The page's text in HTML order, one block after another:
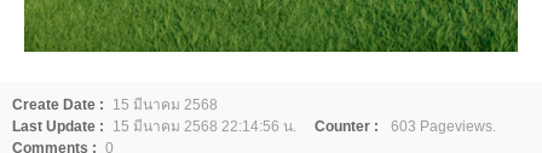
Create Date :
15 มีนาคม 2568
Last Update :
15 มีนาคม 2568 22:14:56 น. Counter :
603 Pageviews.
Comments : 0